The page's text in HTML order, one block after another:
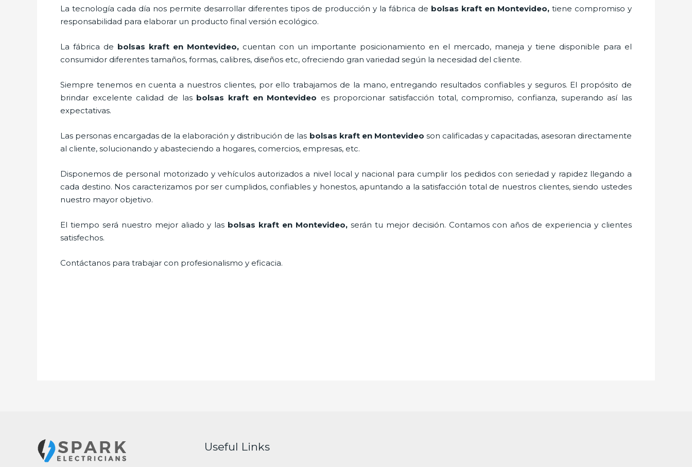
La tecnología cada día nos permite desarrollar diferentes tipos de producción y la fábrica de bolsas kraft en Montevideo, tiene compromiso y
responsabilidad para elaborar un producto final versión ecológico.
La fábrica de bolsas kraft en Montevideo, cuentan con un importante posicionamiento en el mercado, maneja y tiene disponible para el
consumidor diferentes tamaños, formas, calibres, diseños etc, ofreciendo gran variedad según la necesidad del cliente.
Siempre tenemos en cuenta a nuestros clientes, por ello trabajamos de la mano, entregando resultados confiables y seguros. El propósito de
brindar excelente calidad de las bolsas kraft en Montevideo es proporcionar satisfacción total, compromiso, confianza, superando así las
expectativas.
Las personas encargadas de la elaboración y distribución de las bolsas kraft en Montevideo son calificadas y capacitadas, asesoran directamente
al cliente, solucionando y abasteciendo a hogares, comercios, empresas, etc.
Disponemos de personal motorizado y vehículos autorizados a nivel local y nacional para cumplir los pedidos con seriedad y rapidez llegando a
cada destino. Nos caracterizamos por ser cumplidos, confiables y honestos, apuntando a la satisfacción total de nuestros clientes, siendo ustedes
nuestro mayor objetivo.
El tiempo será nuestro mejor aliado y las bolsas kraft en Montevideo, serán tu mejor decisión. Contamos con años de experiencia y clientes
satisfechos.
Contáctanos para trabajar con profesionalismo y eficacia.
Useful Links